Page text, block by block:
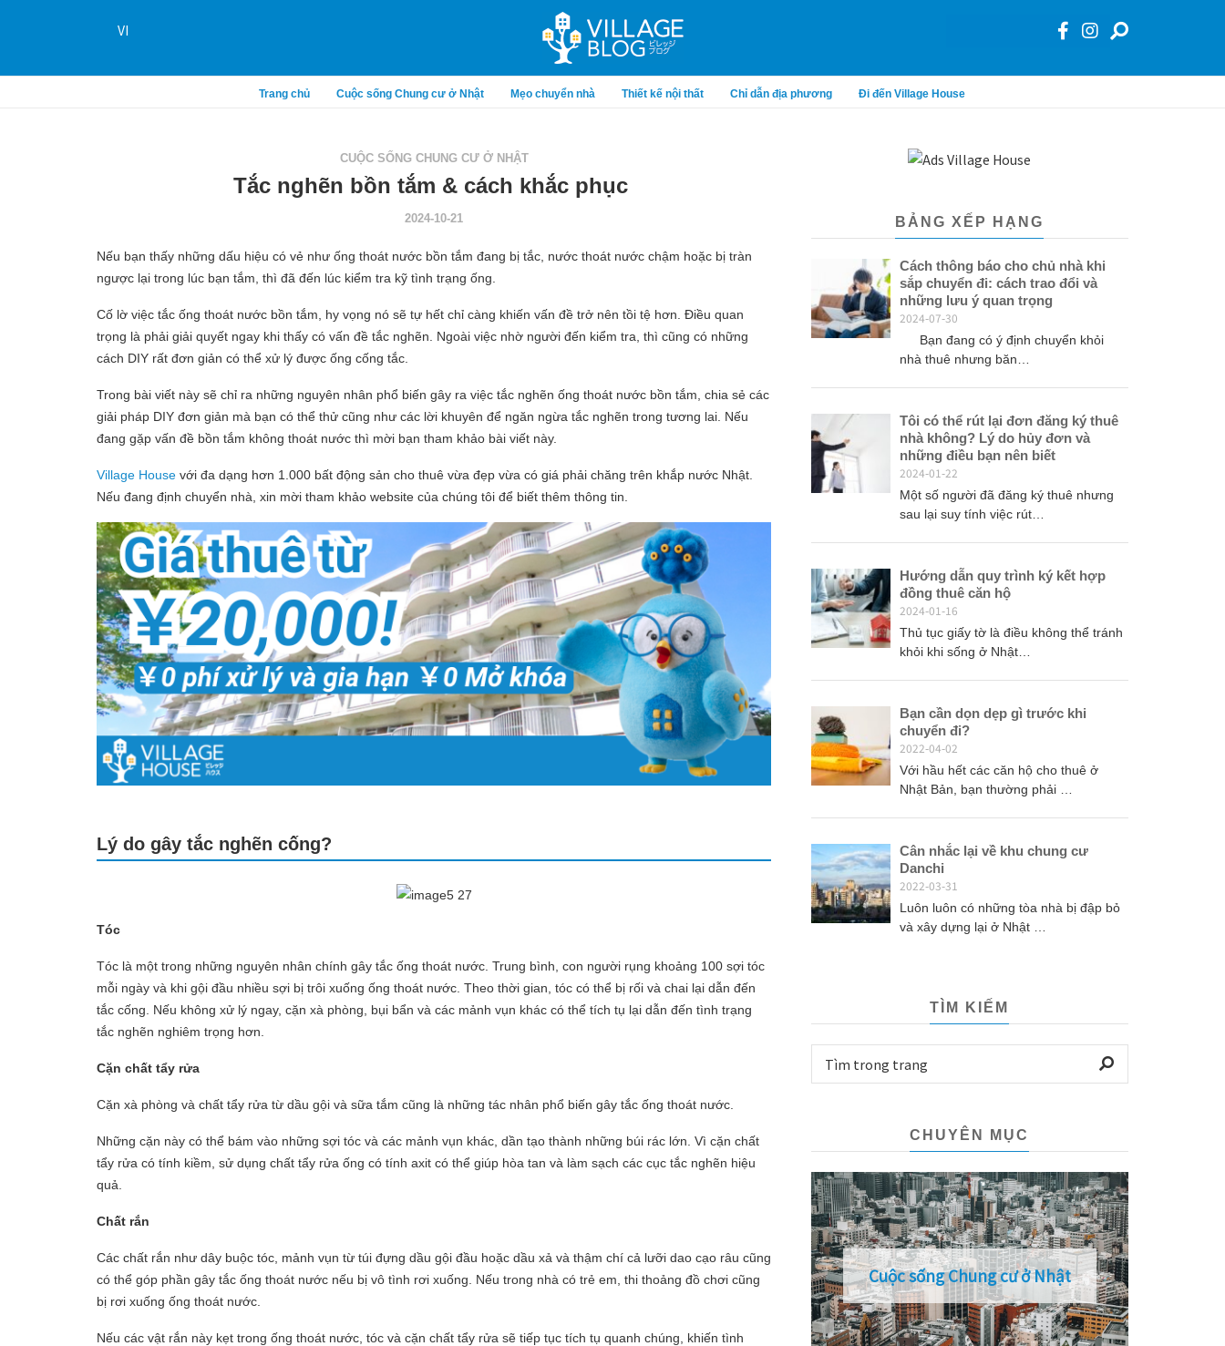
Trang chủ Cuộc sống Chung cư ở Nhật Mẹo chuyển nhà Thiết kế nội thất Chỉ dẫn địa phương Đi đến Village House
VI
CUỘC SỐNG CHUNG CƯ Ở NHẬT
Tắc nghẽn bồn tắm & cách khắc phục
2024-10-21
Nếu bạn thấy những dấu hiệu có vẻ như ống thoát nước bồn tắm đang bị tắc, nước thoát nước chậm hoặc bị tràn
ngược lại trong lúc bạn tắm, thì đã đến lúc kiểm tra kỹ tình trạng ống.
Cố lờ việc tắc ống thoát nước bồn tắm, hy vọng nó sẽ tự hết chỉ càng khiến vấn đề trở nên tồi tệ hơn. Điều quan
trọng là phải giải quyết ngay khi thấy có vấn đề tắc nghẽn. Ngoài việc nhờ người đến kiểm tra, thì cũng có những
cách DIY rất đơn giản có thể xử lý được ống cống tắc.
Trong bài viết này sẽ chỉ ra những nguyên nhân phổ biến gây ra việc tắc nghẽn ống thoát nước bồn tắm, chia sẻ các
giải pháp DIY đơn giản mà bạn có thể thử cũng như các lời khuyên để ngăn ngừa tắc nghẽn trong tương lai. Nếu
đang gặp vấn đề bồn tắm không thoát nước thì mời bạn tham khảo bài viết này.
Village House với đa dạng hơn 1.000 bất động sản cho thuê vừa đẹp vừa có giá phải chăng trên khắp nước Nhật.
Nếu đang định chuyển nhà, xin mời tham khảo website của chúng tôi để biết thêm thông tin.
Lý do gây tắc nghẽn cống?
Tóc
Tóc là một trong những nguyên nhân chính gây tắc ống thoát nước. Trung bình, con người rụng khoảng 100 sợi tóc
mỗi ngày và khi gội đầu nhiều sợi bị trôi xuống ống thoát nước. Theo thời gian, tóc có thể bị rối và chai lại dẫn đến
tắc cống. Nếu không xử lý ngay, cặn xà phòng, bụi bẩn và các mảnh vụn khác có thể tích tụ lại dẫn đến tình trạng
tắc nghẽn nghiêm trọng hơn.
Cặn chất tẩy rửa
Cặn xà phòng và chất tẩy rửa từ dầu gội và sữa tắm cũng là những tác nhân phổ biến gây tắc ống thoát nước.
Những cặn này có thể bám vào những sợi tóc và các mảnh vụn khác, dần tạo thành những búi rác lớn. Vì cặn chất
tẩy rửa có tính kiềm, sử dụng chất tẩy rửa ống có tính axit có thể giúp hòa tan và làm sạch các cục tắc nghẽn hiệu
quả.
Chất rắn
Các chất rắn như dây buộc tóc, mảnh vụn từ túi đựng dầu gội đầu hoặc dầu xả và thậm chí cả lưỡi dao cạo râu cũng
có thể góp phần gây tắc ống thoát nước nếu bị vô tình rơi xuống. Nếu trong nhà có trẻ em, thi thoảng đồ chơi cũng
bị rơi xuống ống thoát nước.
Nếu các vật rắn này kẹt trong ống thoát nước, tóc và cặn chất tẩy rửa sẽ tiếp tục tích tụ quanh chúng, khiến tình
BẢNG XẾP HẠNG
Cách thông báo cho chủ nhà khi
sắp chuyển đi: cách trao đổi và
những lưu ý quan trọng
2024-07-30
Bạn đang có ý định chuyển khỏi
nhà thuê nhưng băn…
Tôi có thể rút lại đơn đăng ký thuê
nhà không? Lý do hủy đơn và
những điều bạn nên biết
2024-01-22
Một số người đã đăng ký thuê nhưng
sau lại suy tính việc rút…
Hướng dẫn quy trình ký kết hợp
đồng thuê căn hộ
2024-01-16
Thủ tục giấy tờ là điều không thể tránh
khỏi khi sống ở Nhật…
Bạn cần dọn dẹp gì trước khi
chuyển đi?
2022-04-02
Với hầu hết các căn hộ cho thuê ở
Nhật Bản, bạn thường phải …
Cân nhắc lại về khu chung cư
Danchi
2022-03-31
Luôn luôn có những tòa nhà bị đập bỏ
và xây dựng lại ở Nhật …
TÌM KIẾM
CHUYÊN MỤC
Cuộc sống Chung cư ở Nhật